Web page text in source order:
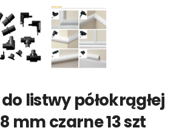
listwy półokrągłej
mm czarne 13 szt